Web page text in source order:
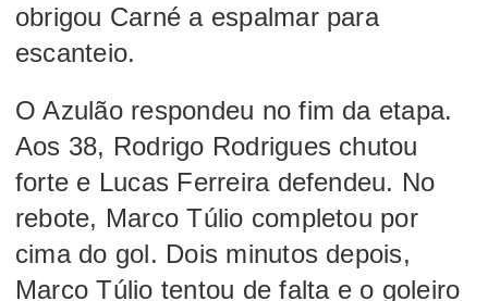
obrigou Carné a espalmar para
escanteio.
O Azulão respondeu no fim da etapa.
Aos 38, Rodrigo Rodrigues chutou
forte e Lucas Ferreira defendeu. No
rebote, Marco Túlio completou por
cima do gol. Dois minutos depois,
Marco Túlio tentou de falta e o goleiro